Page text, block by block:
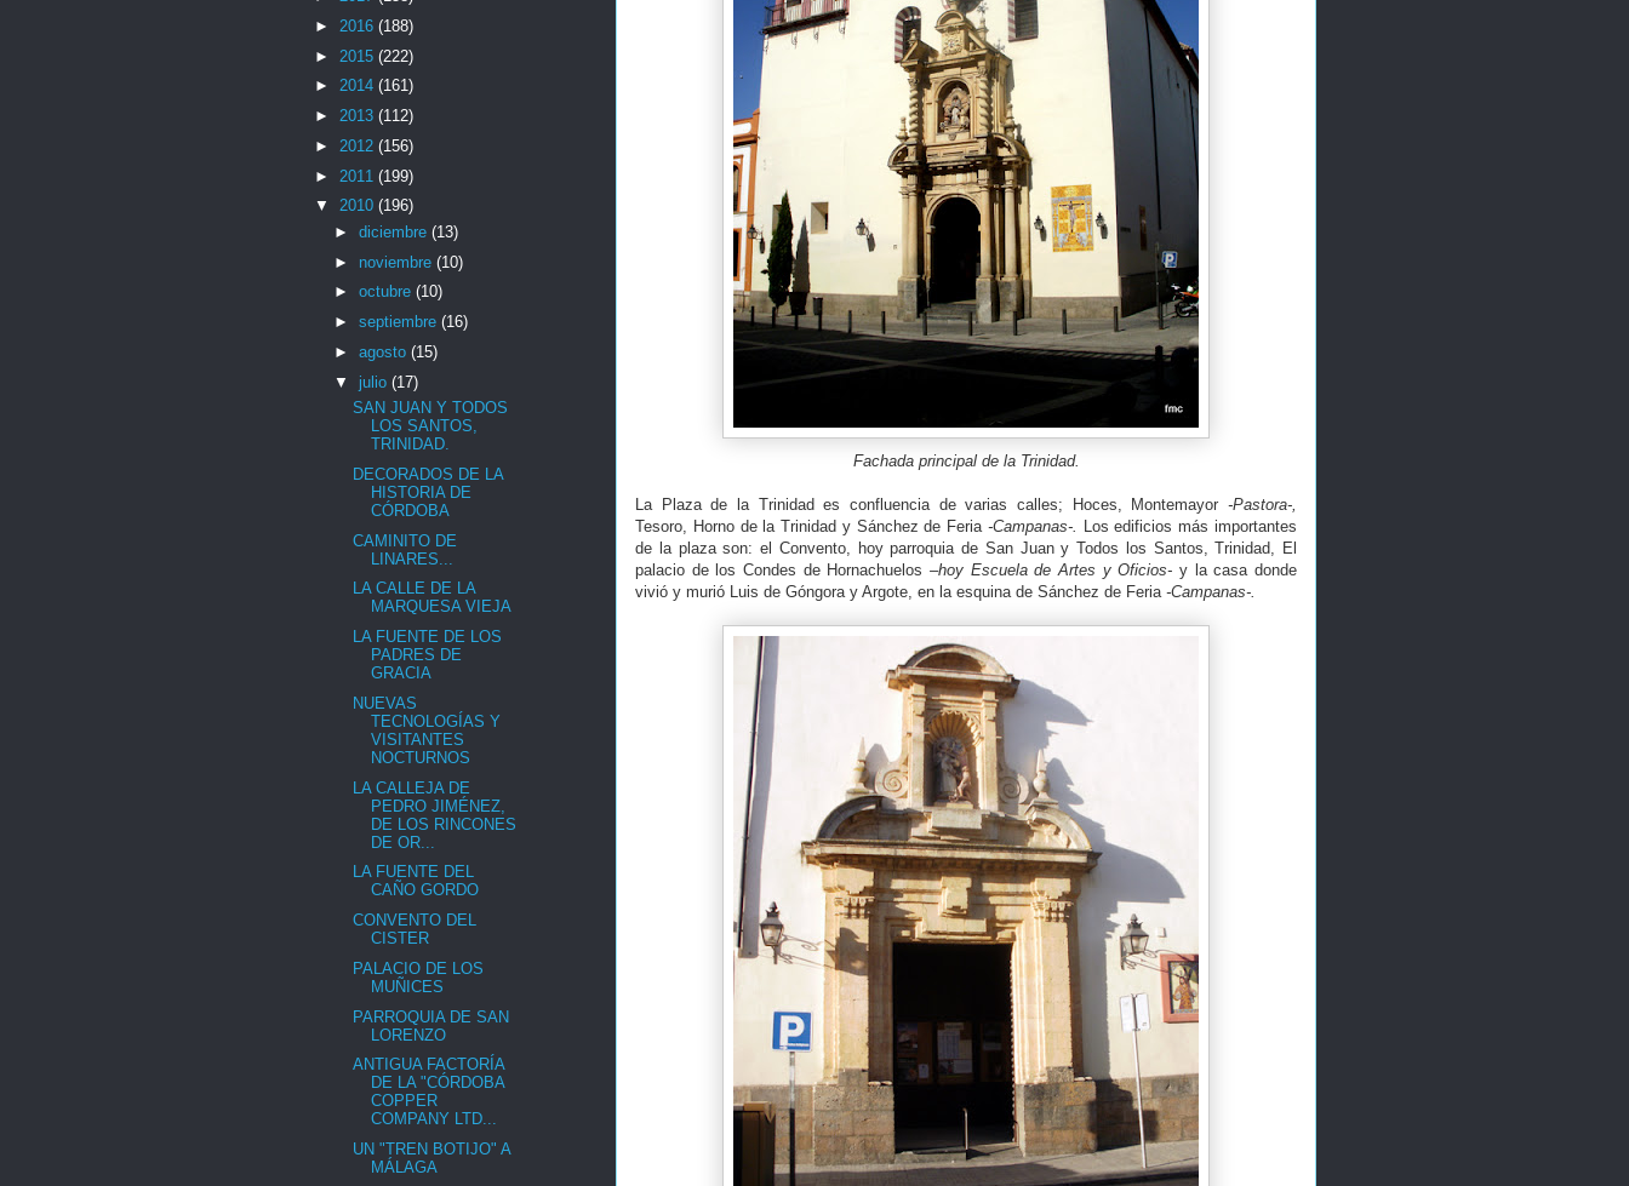
Fachada principal de la Trinidad.
La Plaza de la Trinidad es confluencia de varias calles; Hoces, Montemayor -Pastora-,
Tesoro, Horno de la Trinidad y Sánchez de Feria -Campanas-. Los edificios más importantes
de la plaza son: el Convento, hoy parroquia de San Juan y Todos los Santos, Trinidad, El
palacio de los Condes de Hornachuelos –hoy Escuela de Artes y Oficios- y la casa donde
vivió y murió Luis de Góngora y Argote, en la esquina de Sánchez de Feria -Campanas-.
► 2016 (188)
► 2015 (222)
► 2014 (161)
► 2013 (112)
► 2012 (156)
► 2011 (199)
▼ 2010 (196)
► diciembre (13)
► noviembre (10)
► octubre (10)
► septiembre (16)
► agosto (15)
▼ julio (17)
SAN JUAN Y TODOS
LOS SANTOS,
TRINIDAD.
DECORADOS DE LA
HISTORIA DE
CÓRDOBA
CAMINITO DE
LINARES...
LA CALLE DE LA
MARQUESA VIEJA
LA FUENTE DE LOS
PADRES DE
GRACIA
NUEVAS
TECNOLOGÍAS Y
VISITANTES
NOCTURNOS
LA CALLEJA DE
PEDRO JIMÉNEZ,
DE LOS RINCONES
DE OR...
LA FUENTE DEL
CAÑO GORDO
CONVENTO DEL
CISTER
PALACIO DE LOS
MUÑICES
PARROQUIA DE SAN
LORENZO
ANTIGUA FACTORÍA
DE LA "CÓRDOBA
COPPER
COMPANY LTD...
UN "TREN BOTIJO" A
MÁLAGA